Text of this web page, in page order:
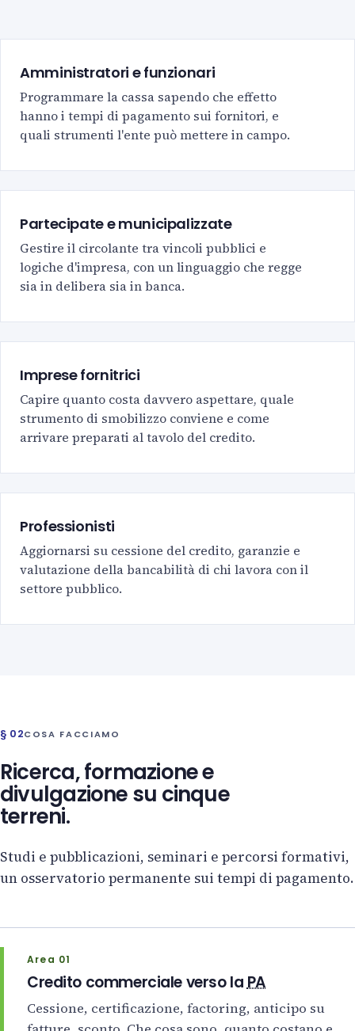
Amministratori e funzionari
Programmare la cassa sapendo che effetto
hanno i tempi di pagamento sui fornitori, e
quali strumenti l'ente può mettere in campo.
Partecipate e municipalizzate
Gestire il circolante tra vincoli pubblici e
logiche d'impresa, con un linguaggio che regge
sia in delibera sia in banca.
Imprese fornitrici
Capire quanto costa davvero aspettare, quale
strumento di smobilizzo conviene e come
arrivare preparati al tavolo del credito.
Professionisti
Aggiornarsi su cessione del credito, garanzie e
valutazione della bancabilità di chi lavora con il
settore pubblico.
§ 02COSA FACCIAMO
Ricerca, formazione e
divulgazione su cinque
terreni.
Studi e pubblicazioni, seminari e percorsi formativi,
un osservatorio permanente sui tempi di pagamento.
Area 01
Credito commerciale verso laPA
Cessione, certificazione, factoring, anticipo su